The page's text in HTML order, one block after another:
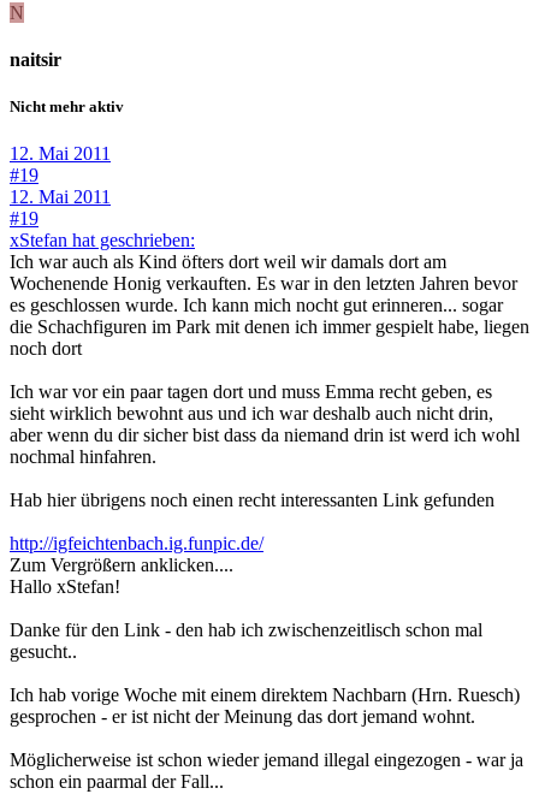
N
naitsir
Nicht mehr aktiv
12. Mai 2011
#19
12. Mai 2011
#19
xStefan hat geschrieben:
Ich war auch als Kind öfters dort weil wir damals dort am
Wochenende Honig verkauften. Es war in den letzten Jahren bevor
es geschlossen wurde. Ich kann mich nocht gut erinneren... sogar
die Schachfiguren im Park mit denen ich immer gespielt habe, liegen
noch dort
Ich war vor ein paar tagen dort und muss Emma recht geben, es
sieht wirklich bewohnt aus und ich war deshalb auch nicht drin,
aber wenn du dir sicher bist dass da niemand drin ist werd ich wohl
nochmal hinfahren.
Hab hier übrigens noch einen recht interessanten Link gefunden
http://igfeichtenbach.ig.funpic.de/
Zum Vergrößern anklicken....
Hallo xStefan!
Danke für den Link - den hab ich zwischenzeitlisch schon mal
gesucht..
Ich hab vorige Woche mit einem direktem Nachbarn (Hrn. Ruesch)
gesprochen - er ist nicht der Meinung das dort jemand wohnt.
Möglicherweise ist schon wieder jemand illegal eingezogen - war ja
schon ein paarmal der Fall...